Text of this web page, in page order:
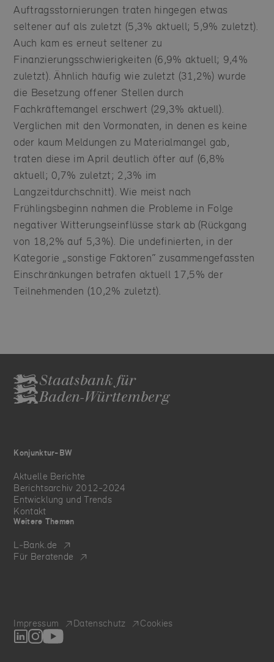
Auftragsstornierungen traten hingegen etwas
seltener auf als zuletzt (5,3% aktuell; 5,9% zuletzt).
Auch kam es erneut seltener zu
Finanzierungsschwierigkeiten (6,9% aktuell; 9,4%
zuletzt). Ähnlich häufig wie zuletzt (31,2%) wurde
die Besetzung offener Stellen durch
Fachkräftemangel erschwert (29,3% aktuell).
Verglichen mit den Vormonaten, in denen es keine
oder kaum Meldungen zu Materialmangel gab,
traten diese im April deutlich öfter auf (6,8%
aktuell; 0,7% zuletzt; 2,3% im
Langzeitdurchschnitt). Wie meist nach
Frühlingsbeginn nahmen die Probleme in Folge
negativer Witterungseinflüsse stark ab (Rückgang
von 18,2% auf 5,3%). Die undefinierten, in der
Kategorie „sonstige Faktoren“ zusammengefassten
Einschränkungen betrafen aktuell 17,5% der
Teilnehmenden (10,2% zuletzt).
Staatsbank für
Baden-Württemberg
Konjunktur-BW
Aktuelle Berichte
Berichtsarchiv 2012-2024
Entwicklung und Trends
Kontakt
Weitere Themen
L‑Bank.de
Für Beratende
Impressum Datenschutz Cookies